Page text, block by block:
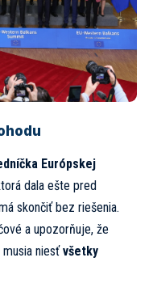
Európskej
dala ešte pred
skončiť bez riešenia.
a upozorňuje, že
niesťvšetky